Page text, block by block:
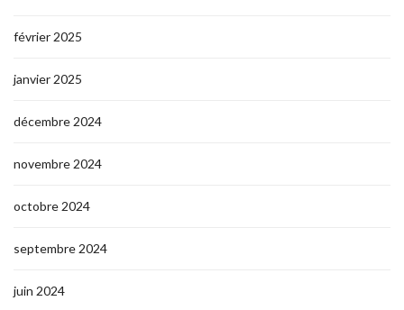
février 2025
janvier 2025
décembre 2024
novembre 2024
octobre 2024
septembre 2024
juin 2024